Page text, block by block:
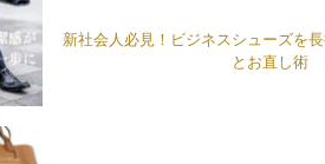
新社会人必見！ビジネスシューズを
とお直し術